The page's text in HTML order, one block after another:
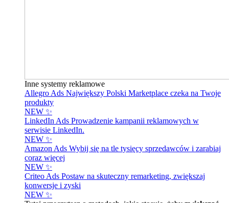
Inne systemy reklamowe
Allegro Ads Największy Polski Marketplace czeka na Twoje
produkty
NEW ✨
LinkedIn Ads Prowadzenie kampanii reklamowych w
serwisie LinkedIn.
NEW ✨
Amazon Ads Wybij się na tle tysięcy sprzedawców i zarabiaj
coraz więcej
NEW ✨
Criteo Ads Postaw na skuteczny remarketing, zwiększaj
konwersje i zyski
NEW ✨